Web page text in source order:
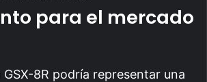
para el mercado
GSX-8R podría representar una